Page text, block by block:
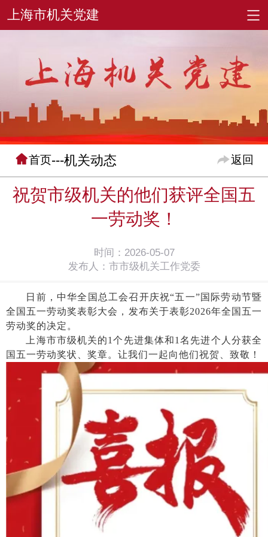
首页---机关动态 返回
祝贺市级机关的他们获评全国五
一劳动奖！
时间：2026-05-07
发布人：市市级机关工作党委
日前，中华全国总工会召开庆祝“五一”国际劳动节暨
全国五一劳动奖表彰大会，发布关于表彰2026年全国五一
劳动奖的决定。
上海市市级机关的1个先进集体和1名先进个人分获全
国五一劳动奖状、奖章。让我们一起向他们祝贺、致敬！